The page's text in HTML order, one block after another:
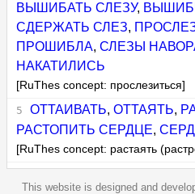
ВЫШИБАТЬ СЛЕЗУ,
СДЕРЖАТЬ СЛЕЗ,
ПРОШИБЛА,СЛЕЗЫ
НАКАТИЛИСЬ
[RuThes concept: прослезиться]
ОТТАИВАТЬ, ОТТАЯТЬ,
РАСТОПИТЬ СЕРДЦЕ,
[RuThes concept: растаять
This website is designed and